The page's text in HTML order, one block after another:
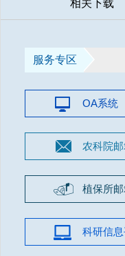
相关下载
服务专区
OA系统
农科院邮
植保所邮
科研信